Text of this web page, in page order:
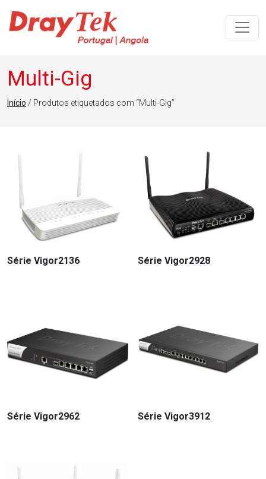
Navegação principal
Multi-Gig
Início / Produtos etiquetados com “Multi-Gig”
Série Vigor2136 Série Vigor2928
Série Vigor2962 Série Vigor3912